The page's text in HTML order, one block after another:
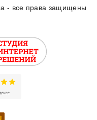
- все права защищены